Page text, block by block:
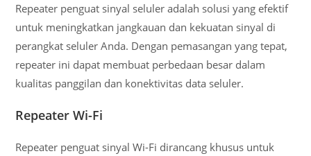
Repeater penguat sinyal seluler adalah solusi yang efektif
untuk meningkatkan jangkauan dan kekuatan sinyal di
perangkat seluler Anda. Dengan pemasangan yang tepat,
repeater ini dapat membuat perbedaan besar dalam
kualitas panggilan dan konektivitas data seluler.
Repeater Wi-Fi
Repeater penguat sinyal Wi-Fi dirancang khusus untuk